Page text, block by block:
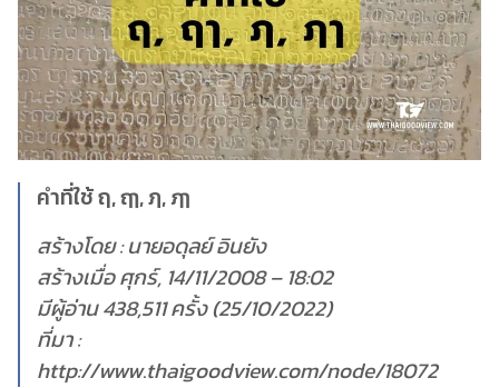
คำที่ใช้ ฤ, ฤๅ, ฦ, ฦๅ
สร้างโดย : นายอดุลย์ อินยัง
สร้างเมื่อ ศุกร์, 14/11/2008 – 18:02
มีผู้อ่าน 438,511 ครั้ง (25/10/2022)
ที่มา :
http://www.thaigoodview.com/node/18072